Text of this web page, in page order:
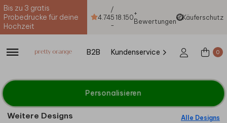
Bis zu 3 gratis
Probedrucke für deine
Hochzeit
4.74
/
5
-
18.150+
Bewertungen
Käuferschutz
B2B Kundenservice 0
Personalisieren
Weitere Designs Alle Designs